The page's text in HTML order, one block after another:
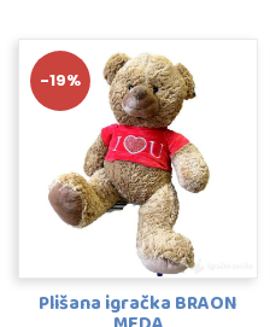
-19%
Plišana igračka BRAON